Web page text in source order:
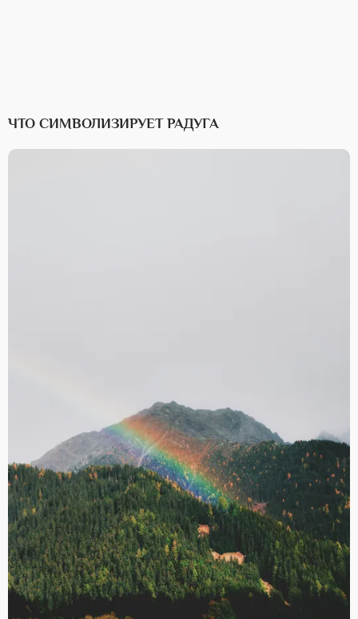
ЧТО СИМВОЛИЗИРУЕТ РАДУГА